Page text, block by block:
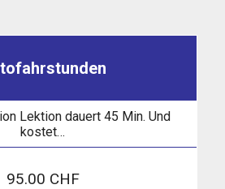
Lektion dauert 45 Min. Und
kostet…
95.00 CHF